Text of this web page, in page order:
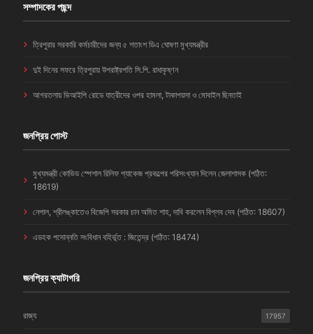
সম্পাদকের পছন্দ
ত্রিপুরার সরকারি কর্মচারীদের জন্য ৫ শতাংশ ডিএ ঘোষণা মুখ্যমন্ত্রীর
দুই দিনের সফরে ত্রিপুরায় উপরাষ্ট্রপতি সি.পি. রাধাকৃষ্ণন
আগরতলায় ভিআইপি রোডে যাত্রীদের ওপর হামলা, টাকাপয়সা ও মোবাইল ছিনতাই
জনপ্রিয় পোস্ট
মুখ্যমন্ত্রী কোভিড স্পেশাল রিলিফ প্যাকেজ প্রকল্পের পরিসংখ্যান দিলেন জেলাশাসক (পঠিত:
18619)
নেপাল, শ্রীলঙ্কাতেও বিজেপি সরকার চান অমিত শাহ, দাবি করলেন বিপ্লব দেব (পঠিত: 18607)
এডহক পদোন্নতি সংবিধান বহির্ভূত : জিতেন্দ্র (পঠিত: 18474)
জনপ্রিয় ক্যাটাগরি
রাজ্য 17957